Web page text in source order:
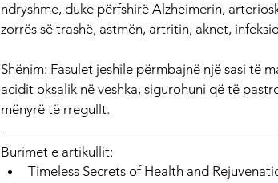
ndryshme, duke përfshirë Alzheimerin,
zorrës së trashë, astmën, artritin, aknet,
Shënim: Fasulet jeshile përmbajnë një sasi të
acidit oksalik në veshka, sigurohuni që të
mënyrë të rregullt.
Burimet e artikullit:
Timeless Secrets of Health and